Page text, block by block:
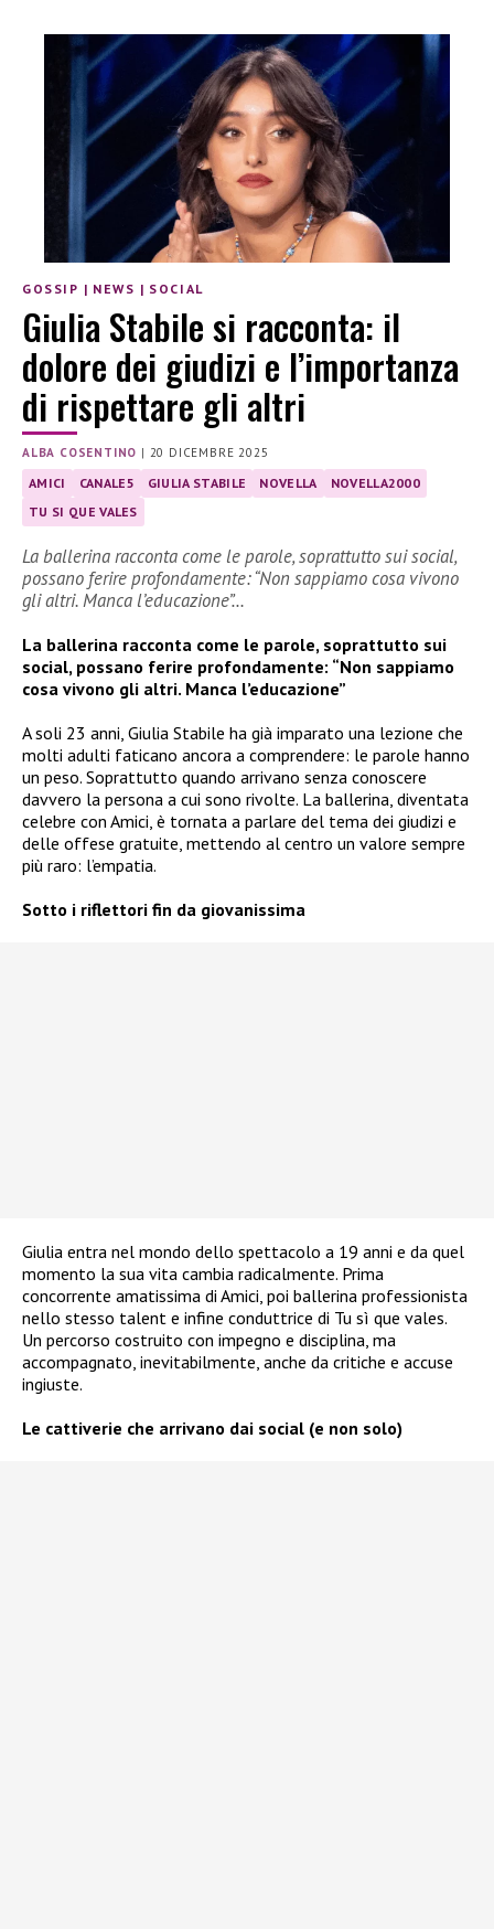
GOSSIP | NEWS | SOCIAL
Giulia Stabile si racconta: il
dolore dei giudizi e l’importanza
di rispettare gli altri
ALBA COSENTINO | 20 DICEMBRE 2025
AMICI CANALE5 GIULIA STABILE NOVELLA
NOVELLA2000
TU SI QUE VALES
La ballerina racconta come le parole, soprattutto sui social,
possano ferire profondamente: “Non sappiamo cosa vivono
gli altri. Manca l’educazione”…
La ballerina racconta come le parole, soprattutto sui
social, possano ferire profondamente: “Non sappiamo
cosa vivono gli altri. Manca l’educazione”
A soli 23 anni, Giulia Stabile ha già imparato una lezione che
molti adulti faticano ancora a comprendere: le parole hanno
un peso. Soprattutto quando arrivano senza conoscere
davvero la persona a cui sono rivolte. La ballerina, diventata
celebre con Amici, è tornata a parlare del tema dei giudizi e
delle offese gratuite, mettendo al centro un valore sempre
più raro: l’empatia.
Sotto i riflettori fin da giovanissima
Giulia entra nel mondo dello spettacolo a 19 anni e da quel
momento la sua vita cambia radicalmente. Prima
concorrente amatissima di Amici, poi ballerina professionista
nello stesso talent e infine conduttrice di Tu sì que vales.
Un percorso costruito con impegno e disciplina, ma
accompagnato, inevitabilmente, anche da critiche e accuse
ingiuste.
Le cattiverie che arrivano dai social (e non solo)